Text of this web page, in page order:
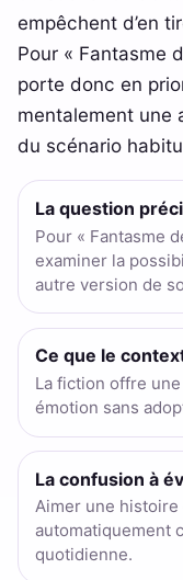
empêchent d’en
Pour « Fantasme
porte donc en
mentalement une
du scénario
La question
Pour « Fantasme
examiner la
autre version de
Ce que le
La fiction offre
émotion sans
La confusion à
Aimer une histoire
automatiquement
quotidienne.